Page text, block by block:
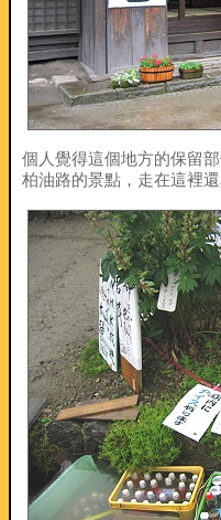
個人覺得這個地方的保留
柏油路的景點，走在這裡